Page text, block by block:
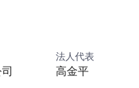
法人代表
高金平